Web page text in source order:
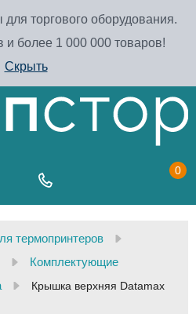
торгового оборудования.
и более 1 000 000 товаров!
Скрыть
0
термопринтеров
Комплектующие
Крышка верхняя Datamax